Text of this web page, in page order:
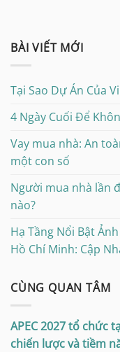
BÀI VIẾT MỚI
Tại Sao Dự Án Của
4 Ngày Cuối Để
Vay mua nhà: An
một con số
Người mua nhà lần
nào?
Hạ Tầng Nổi Bật
Hồ Chí Minh: Cập
CÙNG QUAN TÂM
APEC 2027 tổ chức
chiến lược và tiềm